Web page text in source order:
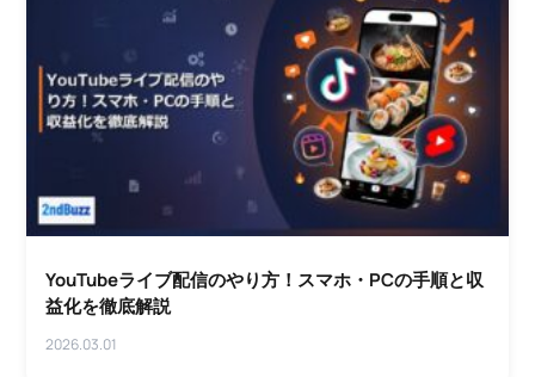
YouTubeライブ配信のやり方！スマホ・PCの手順と収
益化を徹底解説
2026.03.01